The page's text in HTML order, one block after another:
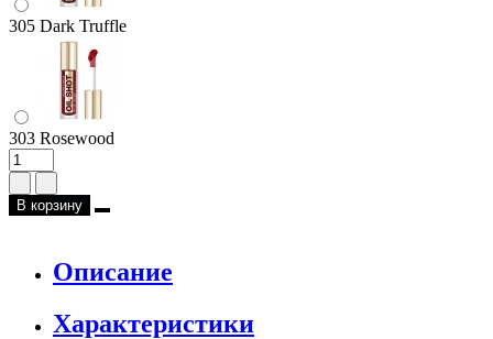
305 Dark Truffle
303 Rosewood
В корзину
Описание
Характеристики